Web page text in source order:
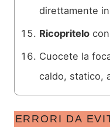
direttamente
Ricopritelo
Cuocete la
caldo, statico,
ERRORI DA